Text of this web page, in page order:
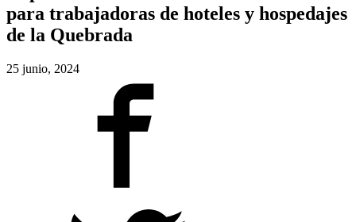
para trabajadoras de hoteles y hospedajes
de la Quebrada
25 junio, 2024